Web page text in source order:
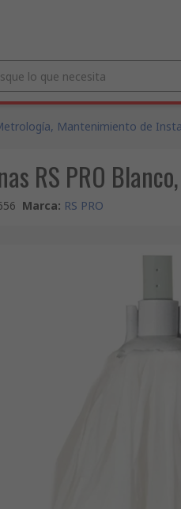
Mantenimiento de
RS PRO
Marca: RS PRO